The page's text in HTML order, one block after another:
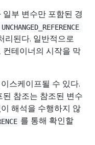
부 변수만 포함된 경
UNCHANGED_REFERENCE
리된다. 일반적으로
테이너의 시작을 막
스케이프될 수 있다.
된 참조는 참조된 변수
해석을 수행하지 않
를 통해 확인할